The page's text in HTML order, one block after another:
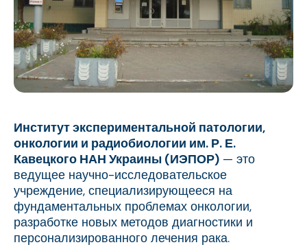
Институт экспериментальной патологии,
онкологии и радиобиологии им. Р. Е.
Кавецкого НАН Украины (ИЭПОР) — это
ведущее научно-исследовательское
учреждение, специализирующееся на
фундаментальных проблемах онкологии,
разработке новых методов диагностики и
персонализированного лечения рака.